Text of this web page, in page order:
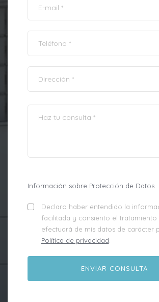
Información sobre Protección de Datos
Declaro haber entendido la
facilitada y consiento el tratamiento
efectuará de mis datos de carácter
Política de privacidad.